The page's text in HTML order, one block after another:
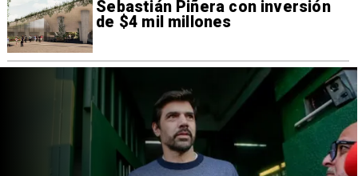
Sebastián Piñera con inversión
de $4 mil millones